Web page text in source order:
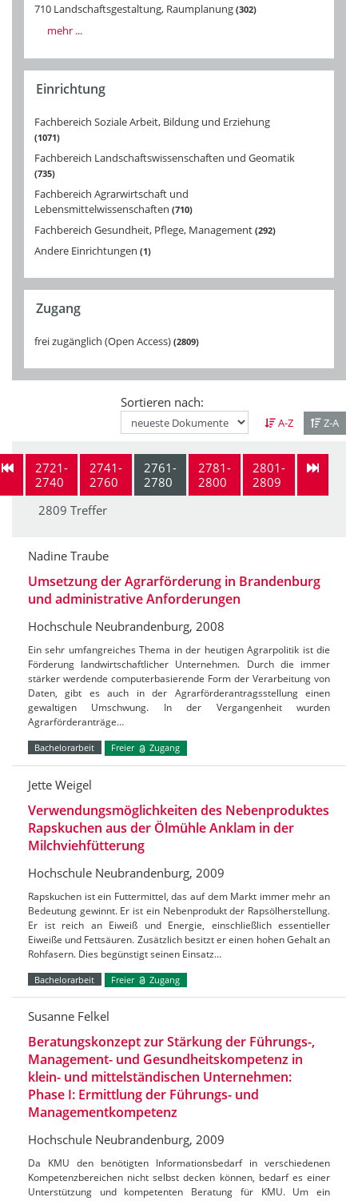
710 Landschaftsgestaltung, Raumplanung 302
mehr ...
Einrichtung
Fachbereich Soziale Arbeit, Bildung und Erziehung
1071
Fachbereich Landschaftswissenschaften und Geomatik
735
Fachbereich Agrarwirtschaft und
Lebensmittelwissenschaften 710
Fachbereich Gesundheit, Pflege, Management 292
Andere Einrichtungen 1
Zugang
frei zugänglich (Open Access) 2809
Sortieren nach:
A-Z Z-A
2721-
2740
2741-
2760
2761-
2780
2781-
2800
2801-
2809
2809 Treffer
Nadine Traube
Umsetzung der Agrarförderung in Brandenburg
und administrative Anforderungen
Hochschule Neubrandenburg, 2008
Ein sehr umfangreiches Thema in der heutigen Agrarpolitik ist die
Förderung landwirtschaftlicher Unternehmen. Durch die immer
stärker werdende computerbasierende Form der Verarbeitung von
Daten, gibt es auch in der Agrarförderantragsstellung einen
gewaltigen Umschwung. In der Vergangenheit wurden
Agrarförderanträge…
Bachelorarbeit Freier Zugang
Jette Weigel
Verwendungsmöglichkeiten des Nebenproduktes
Rapskuchen aus der Ölmühle Anklam in der
Milchviehfütterung
Hochschule Neubrandenburg, 2009
Rapskuchen ist ein Futtermittel, das auf dem Markt immer mehr an
Bedeutung gewinnt. Er ist ein Nebenprodukt der Rapsölherstellung.
Er ist reich an Eiweiß und Energie, einschließlich essentieller
Eiweiße und Fettsäuren. Zusätzlich besitzt er einen hohen Gehalt an
Rohfasern. Dies begünstigt seinen Einsatz…
Bachelorarbeit Freier Zugang
Susanne Felkel
Beratungskonzept zur Stärkung der Führungs-,
Management- und Gesundheitskompetenz in
klein- und mittelständischen Unternehmen:
Phase I: Ermittlung der Führungs- und
Managementkompetenz
Hochschule Neubrandenburg, 2009
Da KMU den benötigten Informationsbedarf in verschiedenen
Kompetenzbereichen nicht selbst decken können, bedarf es einer
Unterstützung und kompetenten Beratung für KMU. Um ein